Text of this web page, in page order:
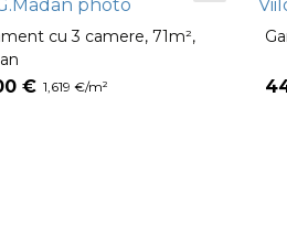
cu 3 camere, 71m²,
€ 1,619 €/m²